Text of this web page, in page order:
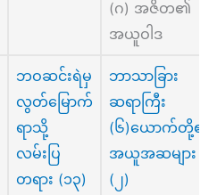
(ဂ) အဇိတ၏
အယူဝါဒ
ဘဝဆင်းရဲမှ
လွတ်မြောက်
ရာသို့
လမ်းပြ
တရား (၁၃)
ဘာသာခြား
ဆရာကြီး
(၆)ယောက်တို့၏
အယူအဆများ
(၂)